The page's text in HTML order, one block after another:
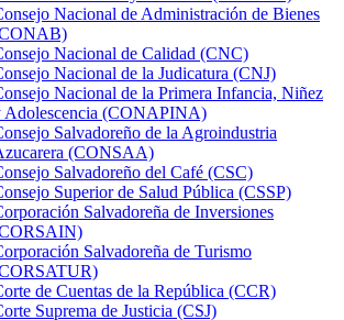
Nacional de Administración de Bienes
Nacional de Calidad (CNC)
Nacional de la Judicatura (CNJ)
Nacional de la Primera Infancia, Niñez
Adolescencia (CONAPINA)
Salvadoreño de la Agroindustria
(CONSAA)
Salvadoreño del Café (CSC)
Superior de Salud Pública (CSSP)
Salvadoreña de Inversiones
Salvadoreña de Turismo
de Cuentas de la República (CCR)
Suprema de Justicia (CSJ)